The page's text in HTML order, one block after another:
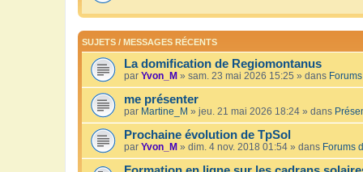
SUJETS / MESSAGES RÉCENTS
La domification de Regiomontanus
par Yvon_M » sam. 23 mai 2026 15:25 » dans
me présenter
par Martine_M » jeu. 21 mai 2026 18:24 » dans
Prochaine évolution de TpSol
par Yvon_M » dim. 4 nov. 2018 01:54 » dans Forums